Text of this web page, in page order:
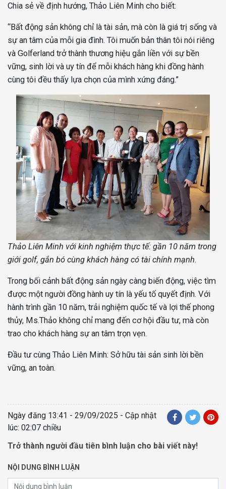
Chia sẻ về định hướng, Thảo Liên Minh cho biết:
“Bất động sản không chỉ là tài sản, mà còn là giá trị sống và
sự an tâm của mỗi gia đình. Tôi muốn bản thân tôi nói riêng
và Golferland trở thành thương hiệu gắn liền với sự bền
vững, sinh lời và uy tín để mỗi khách hàng khi đồng hành
cùng tôi đều thấy lựa chọn của mình xứng đáng.”
Thảo Liên Minh với kinh nghiệm thực tế: gần 10 năm trong
giới golf, gắn bó cùng khách hàng có tài chính mạnh.
Trong bối cảnh bất động sản ngày càng biến động, việc tìm
được một người đồng hành uy tín là yếu tố quyết định. Với
hành trình gần 10 năm, trải nghiệm quốc tế và lợi thế phong
thủy, Ms.Thảo không chỉ mang đến cơ hội đầu tư, mà còn
trao cho khách hàng sự an tâm trọn vẹn.
Đầu tư cùng Thảo Liên Minh: Sở hữu tài sản sinh lời bền
vững, an toàn.
Ngày đăng 13:41 - 29/09/2025 - Cập nhật
lúc: 02:07 chiều
Trở thành người đầu tiên bình luận cho bài viết này!
NỘI DUNG BÌNH LUẬN